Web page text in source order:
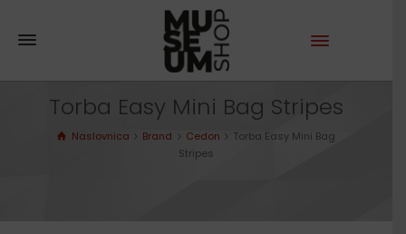
Torba Easy Mini Bag Stripes
Naslovnica Brand Cedon
Torba Easy Mini Bag
Stripes